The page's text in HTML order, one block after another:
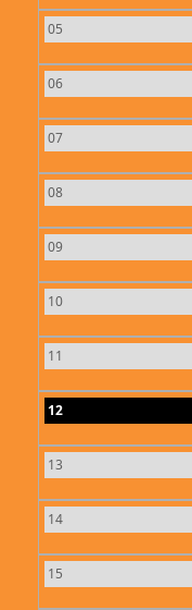
05
06
07
08
09
10
11
12
13
14
15